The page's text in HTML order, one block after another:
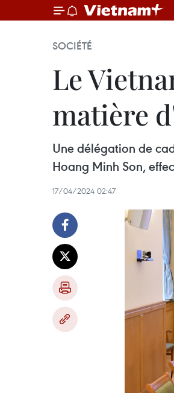
SOCIÉTÉ
Le
matière
Une délégation de
Hoang Minh Son,
17/04/2024 02:47